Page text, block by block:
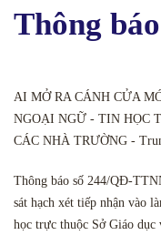
Thông
AI MỞ RA CÁNH CỬA
NGOẠI NGỮ - TIN HỌC
CÁC NHÀ TRƯỜNG -
Thông báo số 244/QĐ-
sát hạch xét tiếp nhận vào
học trực thuộc Sở Giáo